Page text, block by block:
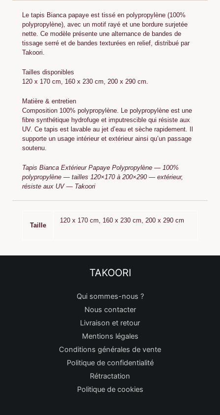
Le tapis Bianca papaye est tissé en polypropylène (100%
polypropylène), avec un motif rayé et une bordure surjetée
nette. Ce modèle présente une alternance de bandes de
tissage serré et de bandes texturées en relief, distribué par
Takoori.
Tailles disponibles
120 x 170 cm, 160 x 230 cm, 200 x 290 cm.
Matière & entretien
Composition 100% polypropylène. Le polypropylène est une
fibre synthétique hydrofuge et imputrescible qui résiste aux
UV. Ce tapis est lavable au jet d’eau et sèche rapidement. Il
supporte un usage intérieur et extérieur ainsi qu’un passage
soutenu.
Tapis Bianca Extérieur Papaye Polypropylène — 100%
polypropylène — tailles 120×170 à 200×290 — extérieur,
résiste aux UV — Takoori
Taille
120 x 170 cm, 160 x 230 cm, 200 x 290 cm
TAKOORI
Qui sommes-nous ?
Nous contacter
Livraison et retour
Mentions légales
Conditions générales de vente
Politique de confidentialité
Rétractation
Politique de cookies